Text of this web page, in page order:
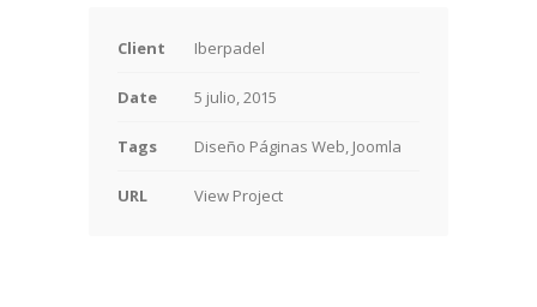
Client Iberpadel
Date 5 julio, 2015
Tags Diseño Páginas Web, Joomla
URL View Project